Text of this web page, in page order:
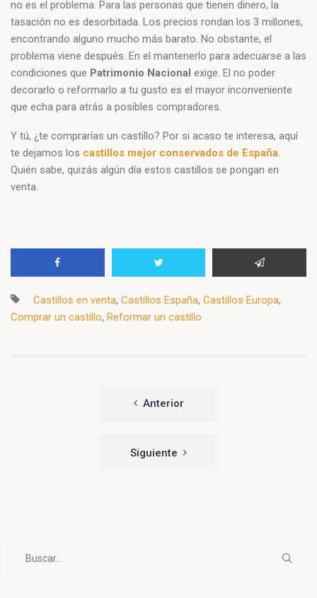
no es el problema. Para las personas que tienen dinero, la
tasación no es desorbitada. Los precios rondan los 3 millones,
encontrando alguno mucho más barato. No obstante, el
problema viene después. En el mantenerlo para adecuarse a las
condiciones que Patrimonio Nacional exige. El no poder
decorarlo o reformarlo a tu gusto es el mayor inconveniente
que echa para atrás a posibles compradores.
Y tú, ¿te comprarías un castillo? Por si acaso te interesa, aquí
te dejamos los castillos mejor conservados de España.
Quién sabe, quizás algún día estos castillos se pongan en
venta.
Castillos en venta, Castillos España, Castillos Europa,
Comprar un castillo, Reformar un castillo
Anterior
Siguiente